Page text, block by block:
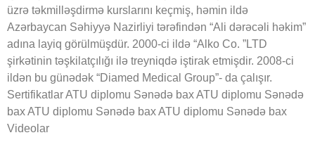
üzrə təkmilləşdirmə kurslarını keçmiş, həmin ildə
Azərbaycan Səhiyyə Nazirliyi tərəfindən “Ali dərəcəli həkim”
adına layiq görülmüşdür. 2000-ci ildə “Alko Co. ”LTD
şirkətinin təşkilatçılığı ilə treyniqdə iştirak etmişdir. 2008-ci
ildən bu günədək “Diamed Medical Group”- da çalışır.
Sertifikatlar ATU diplomu Sənədə bax ATU diplomu Sənədə
bax ATU diplomu Sənədə bax ATU diplomu Sənədə bax
Videolar